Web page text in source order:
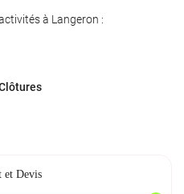
à Langeron :
et Devis